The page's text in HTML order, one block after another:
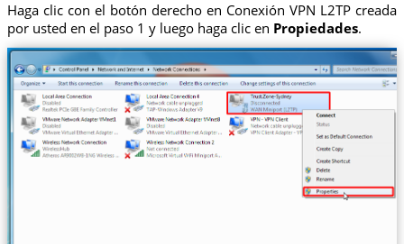
Haga clic con el botón derecho en Conexión VPN L2TP creada
por usted en el paso 1 y luego haga clic en Propiedades.